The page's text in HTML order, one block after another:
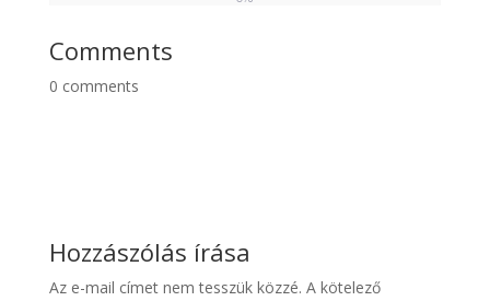
Comments
0 comments
Hozzászólás írása
Az e-mail címet nem tesszük közzé. A kötelező